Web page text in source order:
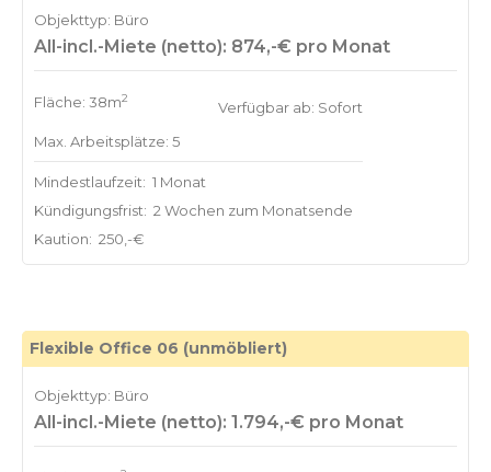
Objekttyp: Büro
All-incl.-Miete (netto): 874,-€ pro Monat
Fläche: 38m2
Max. Arbeitsplätze: 5
Verfügbar ab: Sofort
Mindestlaufzeit: 1 Monat
Kündigungsfrist: 2 Wochen zum Monatsende
Kaution: 250,-€
Flexible Office 06 (unmöbliert)
Objekttyp: Büro
All-incl.-Miete (netto): 1.794,-€ pro Monat